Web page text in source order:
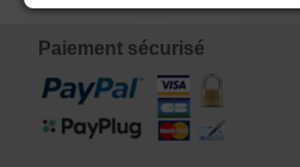
Paiement sécurisé